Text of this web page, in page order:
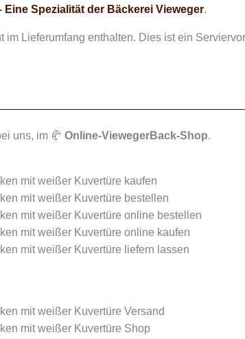
Eine Spezialität der Bäckerei Vieweger.
im Lieferumfang enthalten. Dies ist ein
uns, im 🥐 Online-ViewegerBack-Shop.
mit weißer Kuvertüre kaufen
mit weißer Kuvertüre bestellen
mit weißer Kuvertüre online bestellen
mit weißer Kuvertüre online kaufen
mit weißer Kuvertüre liefern lassen
mit weißer Kuvertüre Versand
mit weißer Kuvertüre Shop